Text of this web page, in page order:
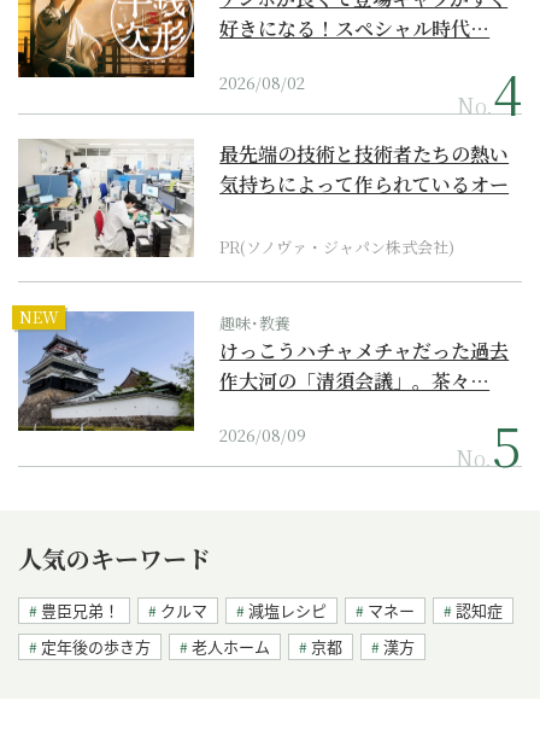
好きになる！スペシャル時代…
2026/08/02
No.
最先端の技術と技術者たちの熱い
気持ちによって作られているオー
PR(ソノヴァ・ジャパン株式会社)
NEW 趣味･教養
けっこうハチャメチャだった過去
作大河の「清須会議」。茶々…
2026/08/09
No.
人気のキーワード
豊臣兄弟！ クルマ 減塩レシピ マネー
認知症
定年後の歩き方
老人ホーム 京都 漢方